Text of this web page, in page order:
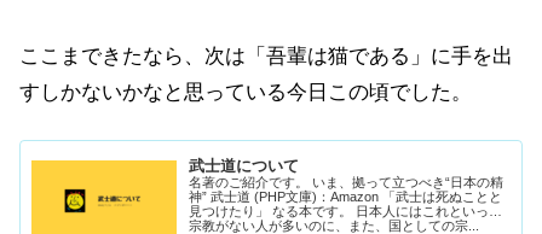
ここまできたなら、次は「吾輩は猫である」に手を出
すしかないかなと思っている今日この頃でした。
武士道について
名著のご紹介です。 いま、拠って立つべき“日本の精
神” 武士道 (PHP文庫)：Amazon 「武士は死ぬことと
見つけたり」 なる本です。 日本人にはこれといった
宗教がない人が多いのに、また、国としての宗...